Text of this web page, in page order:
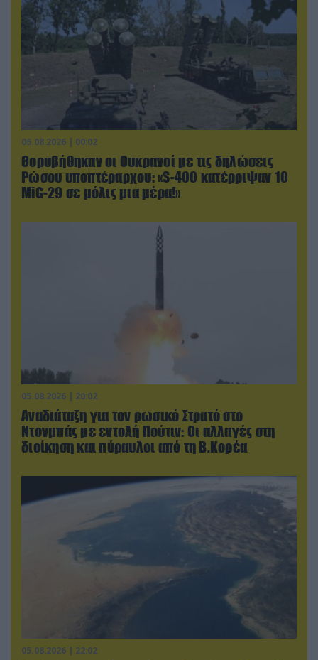
06.08.2026 | 00:02
Θορυβήθηκαν οι Ουκρανοί με τις δηλώσεις
Ρώσου υποπτέραρχου: «S-400 κατέρριψαν 10
MiG-29 σε μόλις μια μέρα!»
05.08.2026 | 20:02
Αναδιάταξη για τον ρωσικό Στρατό στο
Ντονμπάς με εντολή Πούτιν: Οι αλλαγές στη
διοίκηση και πύραυλοι από τη Β.Κορέα
05.08.2026 | 22:02